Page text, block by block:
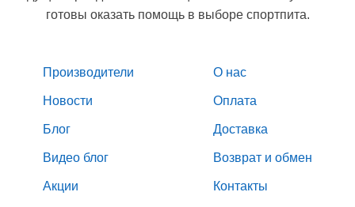
готовы оказать помощь в выборе спортпита.
Производители
Новости
Блог
Видео блог
Акции
О нас
Оплата
Доставка
Возврат и обмен
Контакты